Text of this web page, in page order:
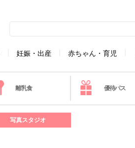
妊娠・出産 赤ちゃん・育児
離乳食 優待パス
写真スタジオ